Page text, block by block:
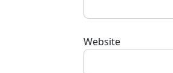
Website